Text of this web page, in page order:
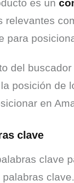
es un
relevantes
para
del buscador
posición de
en
clave
clave